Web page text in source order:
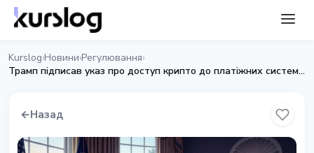
Kurslog›Новини›Регулювання›
Трамп підписав указ про доступ крипто до платіжних систем ФРС
←Назад